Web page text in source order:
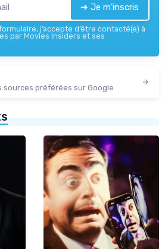
➔ Je m'inscris
j’accepte d’être contacté(e) à
par Movies Insiders et ses
sources préférées sur Google